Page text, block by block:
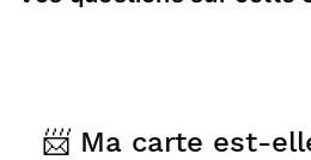
📨 Ma carte est-